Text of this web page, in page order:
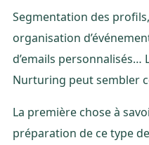
Segmentation des
organisation
d’emails personnalisés…
Nurturing peut sembler
La première chose à
préparation de ce type